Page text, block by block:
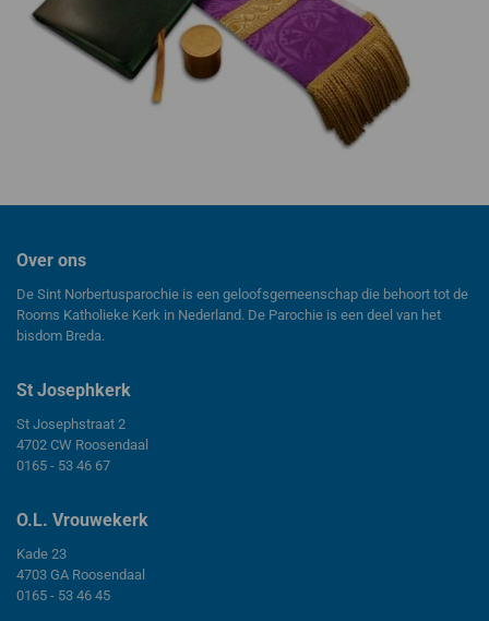
Over ons
De Sint Norbertusparochie is een geloofsgemeenschap die behoort tot de
Rooms Katholieke Kerk in Nederland. De Parochie is een deel van het
bisdom Breda.
St Josephkerk
St Josephstraat 2
4702 CW Roosendaal
0165 - 53 46 67
O.L. Vrouwekerk
Kade 23
4703 GA Roosendaal
0165 - 53 46 45